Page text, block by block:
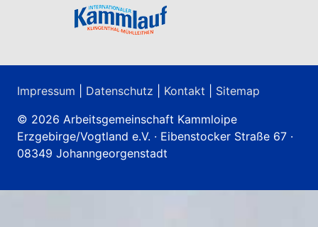
Impressum Datenschutz Kontakt
Sitemap
© 2026 Arbeitsgemeinschaft Kammloipe
Erzgebirge/Vogtland e.V. · Eibenstocker Straße 67 ·
08349 Johanngeorgenstadt